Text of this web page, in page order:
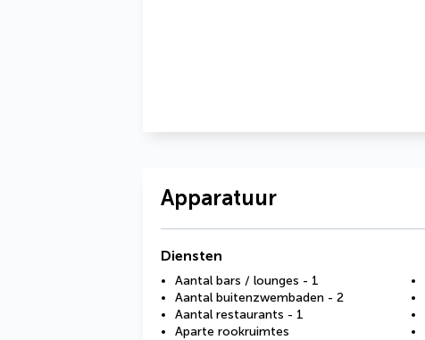
Apparatuur
Diensten
Aantal bars / lounges - 1
Aantal buitenzwembaden - 2
Aantal restaurants - 1
Aparte rookruimtes